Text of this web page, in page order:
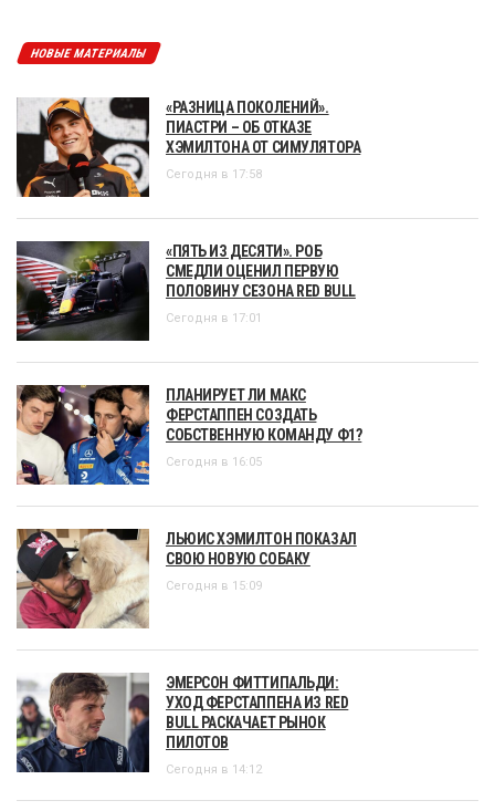
НОВЫЕ МАТЕРИАЛЫ
«РАЗНИЦА ПОКОЛЕНИЙ».
ПИАСТРИ – ОБ ОТКАЗЕ
ХЭМИЛТОНА ОТ СИМУЛЯТОРА
Сегодня в 17:58
«ПЯТЬ ИЗ ДЕСЯТИ». РОБ
СМЕДЛИ ОЦЕНИЛ ПЕРВУЮ
ПОЛОВИНУ СЕЗОНА RED BULL
Сегодня в 17:01
ПЛАНИРУЕТ ЛИ МАКС
ФЕРСТАППЕН СОЗДАТЬ
СОБСТВЕННУЮ КОМАНДУ Ф1?
Сегодня в 16:05
ЛЬЮИС ХЭМИЛТОН ПОКАЗАЛ
СВОЮ НОВУЮ СОБАКУ
Сегодня в 15:09
ЭМЕРСОН ФИТТИПАЛЬДИ:
УХОД ФЕРСТАППЕНА ИЗ RED
BULL РАСКАЧАЕТ РЫНОК
ПИЛОТОВ
Сегодня в 14:12